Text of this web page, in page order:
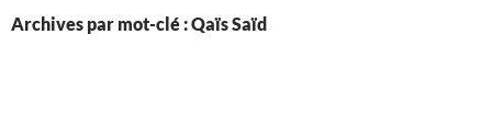
Archives par mot-clé : Qaïs Saïd